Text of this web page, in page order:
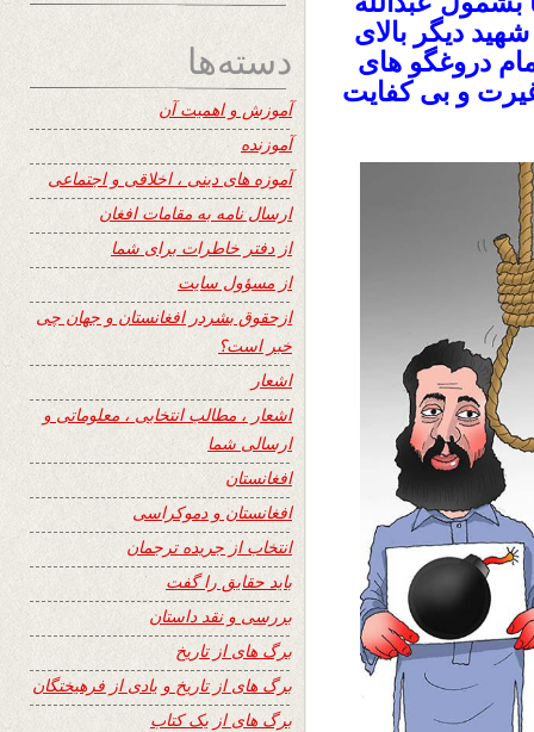
دیگر بالای
دروغگو های
و بی کفایت
دسته‌ها
آموزش و اهمیت آن
آموزنده
آموزه های دینی ، اخلاقی و اجتماعی
ارسال نامه به مقامات افغان
از دفتر خاطرات برای شما
از مسؤول سایت
ازحقوق بشردر افغانستان و جهان چی
خبر است؟
اشعار
اشعار ، مطالب انتخابی ، معلوماتی و
ارسالی شما
افغانستان
افغانستان و دموکراسی
انتخاب از جریده ترجمان
باید حقایق را گفت
بررسی و نقد داستان
برگ های از تاریخ
برگ های از تاریخ و یادی از فرهیختگان
برگ های از یک کتاب